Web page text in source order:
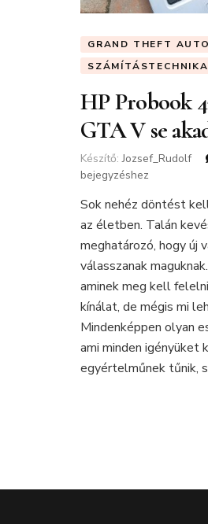
GRAND THEFT
SZÁMÍTÁSTECHNIKA
HP Probook
GTA V se
Készítő:Jozsef_Rudolf
bejegyzéshez
Sok nehéz döntést
az életben. Talán
meghatározó, hogy új
válasszanak
aminek meg kell
kínálat, de mégis mi
Mindenképpen olyan
ami minden igényüket
egyértelműnek tűnik,